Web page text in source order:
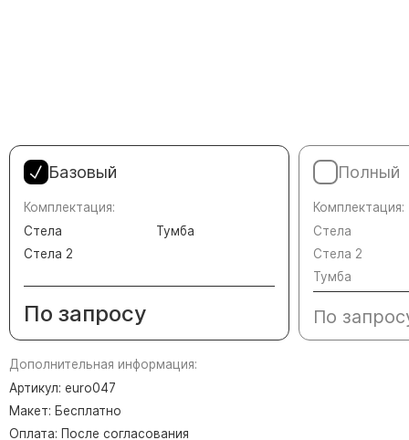
Кресты из белого мрамора
Памятники красно-черные
Памятники из Дымовского гранита
Базовый
Комплектация:
Стела
Стела 2
Тумба
По запросу
Полный
Комплектация:
Стела
Стела 2
Тумба
По
Дополнительная информация:
Артикул: euro047
Макет: Бесплатно
Оплата: После согласования